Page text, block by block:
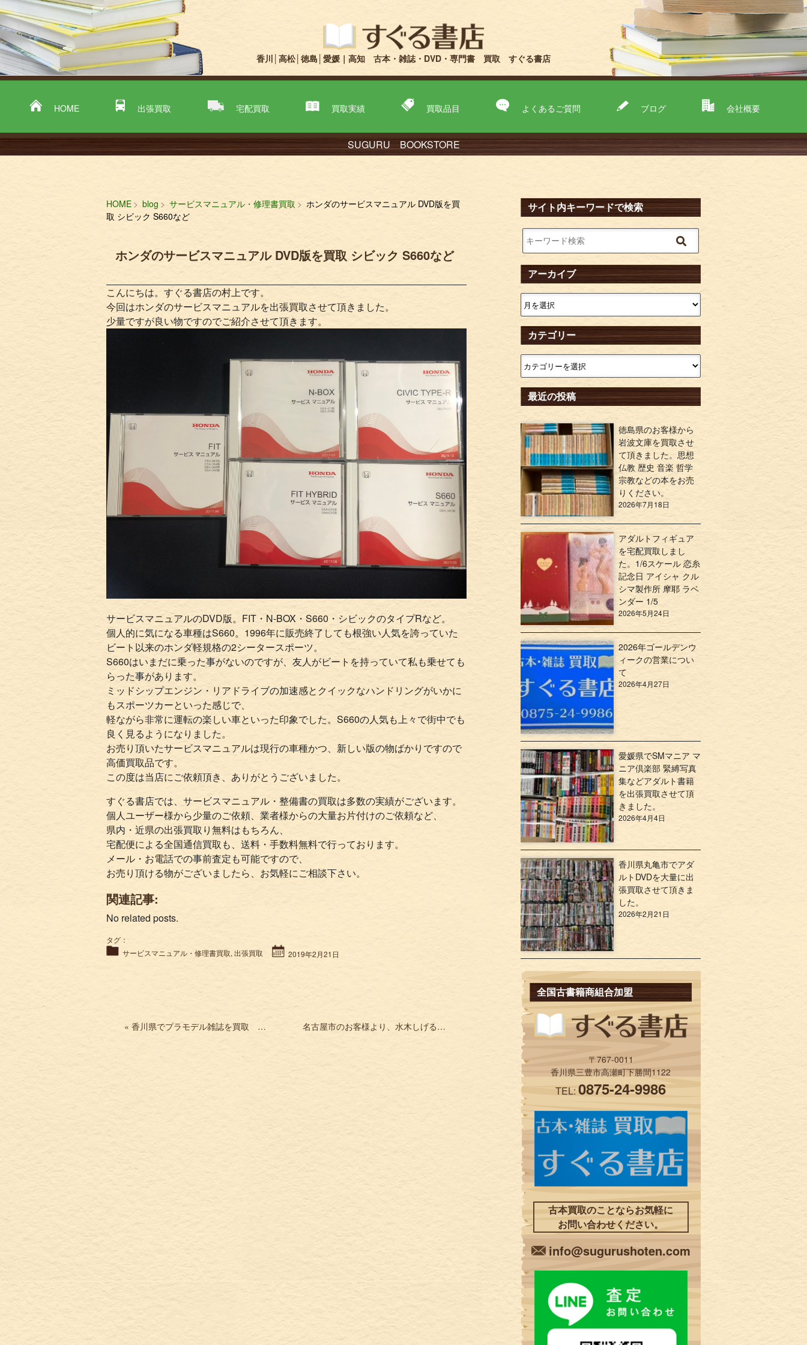
香川│高松│徳島│愛媛｜高知 古本・雑誌・DVD・専門書 買取 すぐる書店
HOME 出張買取 宅配買取 買取実績 買取品目 よくあるご質問 ブログ 会社概要
SUGURU BOOKSTORE
HOME blog サービスマニュアル・修理書買取
ホンダのサービスマニュアル DVD版を買
取 シビック S660など
ホンダのサービスマニュアル DVD版を買取 シビック S660など
こんにちは。すぐる書店の村上です。
今回はホンダのサービスマニュアルを出張買取させて頂きました。
少量ですが良い物ですのでご紹介させて頂きます。
サービスマニュアルのDVD版。FIT・N-BOX・S660・シビックのタイプRなど。
個人的に気になる車種はS660。1996年に販売終了しても根強い人気を誇っていた
ビート以来のホンダ軽規格の2シータースポーツ。
S660はいまだに乗った事がないのですが、友人がビートを持っていて私も乗せても
らった事があります。
ミッドシップエンジン・リアドライブの加速感とクイックなハンドリングがいかに
もスポーツカーといった感じで、
軽ながら非常に運転の楽しい車といった印象でした。S660の人気も上々で街中でも
良く見るようになりました。
お売り頂いたサービスマニュアルは現行の車種かつ、新しい版の物ばかりですので
高価買取品です。
この度は当店にご依頼頂き、ありがとうございました。
すぐる書店では、サービスマニュアル・整備書の買取は多数の実績がございます。
個人ユーザー様から少量のご依頼、業者様からの大量お片付けのご依頼など、
県内・近県の出張買取り無料はもちろん、
宅配便による全国通信買取も、送料・手数料無料で行っております。
メール・お電話での事前査定も可能ですので、
お売り頂ける物がございましたら、お気軽にご相談下さい。
関連記事:
No related posts.
タグ：
サービスマニュアル・修理書買取, 出張買取 2019年2月21日
« 香川県でプラモデル雑誌を買取 ガンプラ専門誌 ガンダムウェポンズなど 名古屋市のお客様より、水木しげる漫画大全集を買取 »
サイト内キーワードで検索
アーカイブ
カテゴリー
最近の投稿
徳島県のお客様から
岩波文庫を買取させ
て頂きました。思想
仏教 歴史 音楽 哲学
宗教などの本をお売
りください。
2026年7月18日
アダルトフィギュア
を宅配買取しまし
た。1/6スケール 恋糸
記念日 アイシャ クル
シマ製作所 摩耶 ラベ
ンダー 1/5
2026年5月24日
2026年ゴールデンウ
ィークの営業につい
て
2026年4月27日
愛媛県でSMマニア マ
ニア倶楽部 緊縛写真
集などアダルト書籍
を出張買取させて頂
きました。
2026年4月4日
香川県丸亀市でアダ
ルトDVDを大量に出
張買取させて頂きま
した。
2026年2月21日
全国古書籍商組合加盟
〒767-0011
香川県三豊市高瀬町下勝間1122
TEL:0875-24-9986
古本買取のことならお気軽に
お問い合わせください。
info@sugurushoten.com